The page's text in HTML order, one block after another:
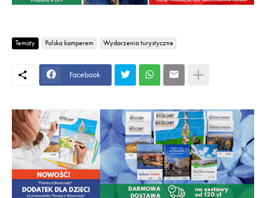
Tematy Polska kamperem Wydarzenia turystyczne
Facebook